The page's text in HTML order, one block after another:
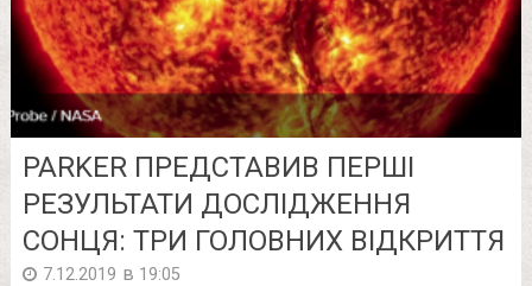
PARKER ПРЕДСТАВИВ ПЕРШІ
РЕЗУЛЬТАТИ ДОСЛІДЖЕННЯ
СОНЦЯ: ТРИ ГОЛОВНИХ ВІДКРИТТЯ
7.12.2019 в 19:05